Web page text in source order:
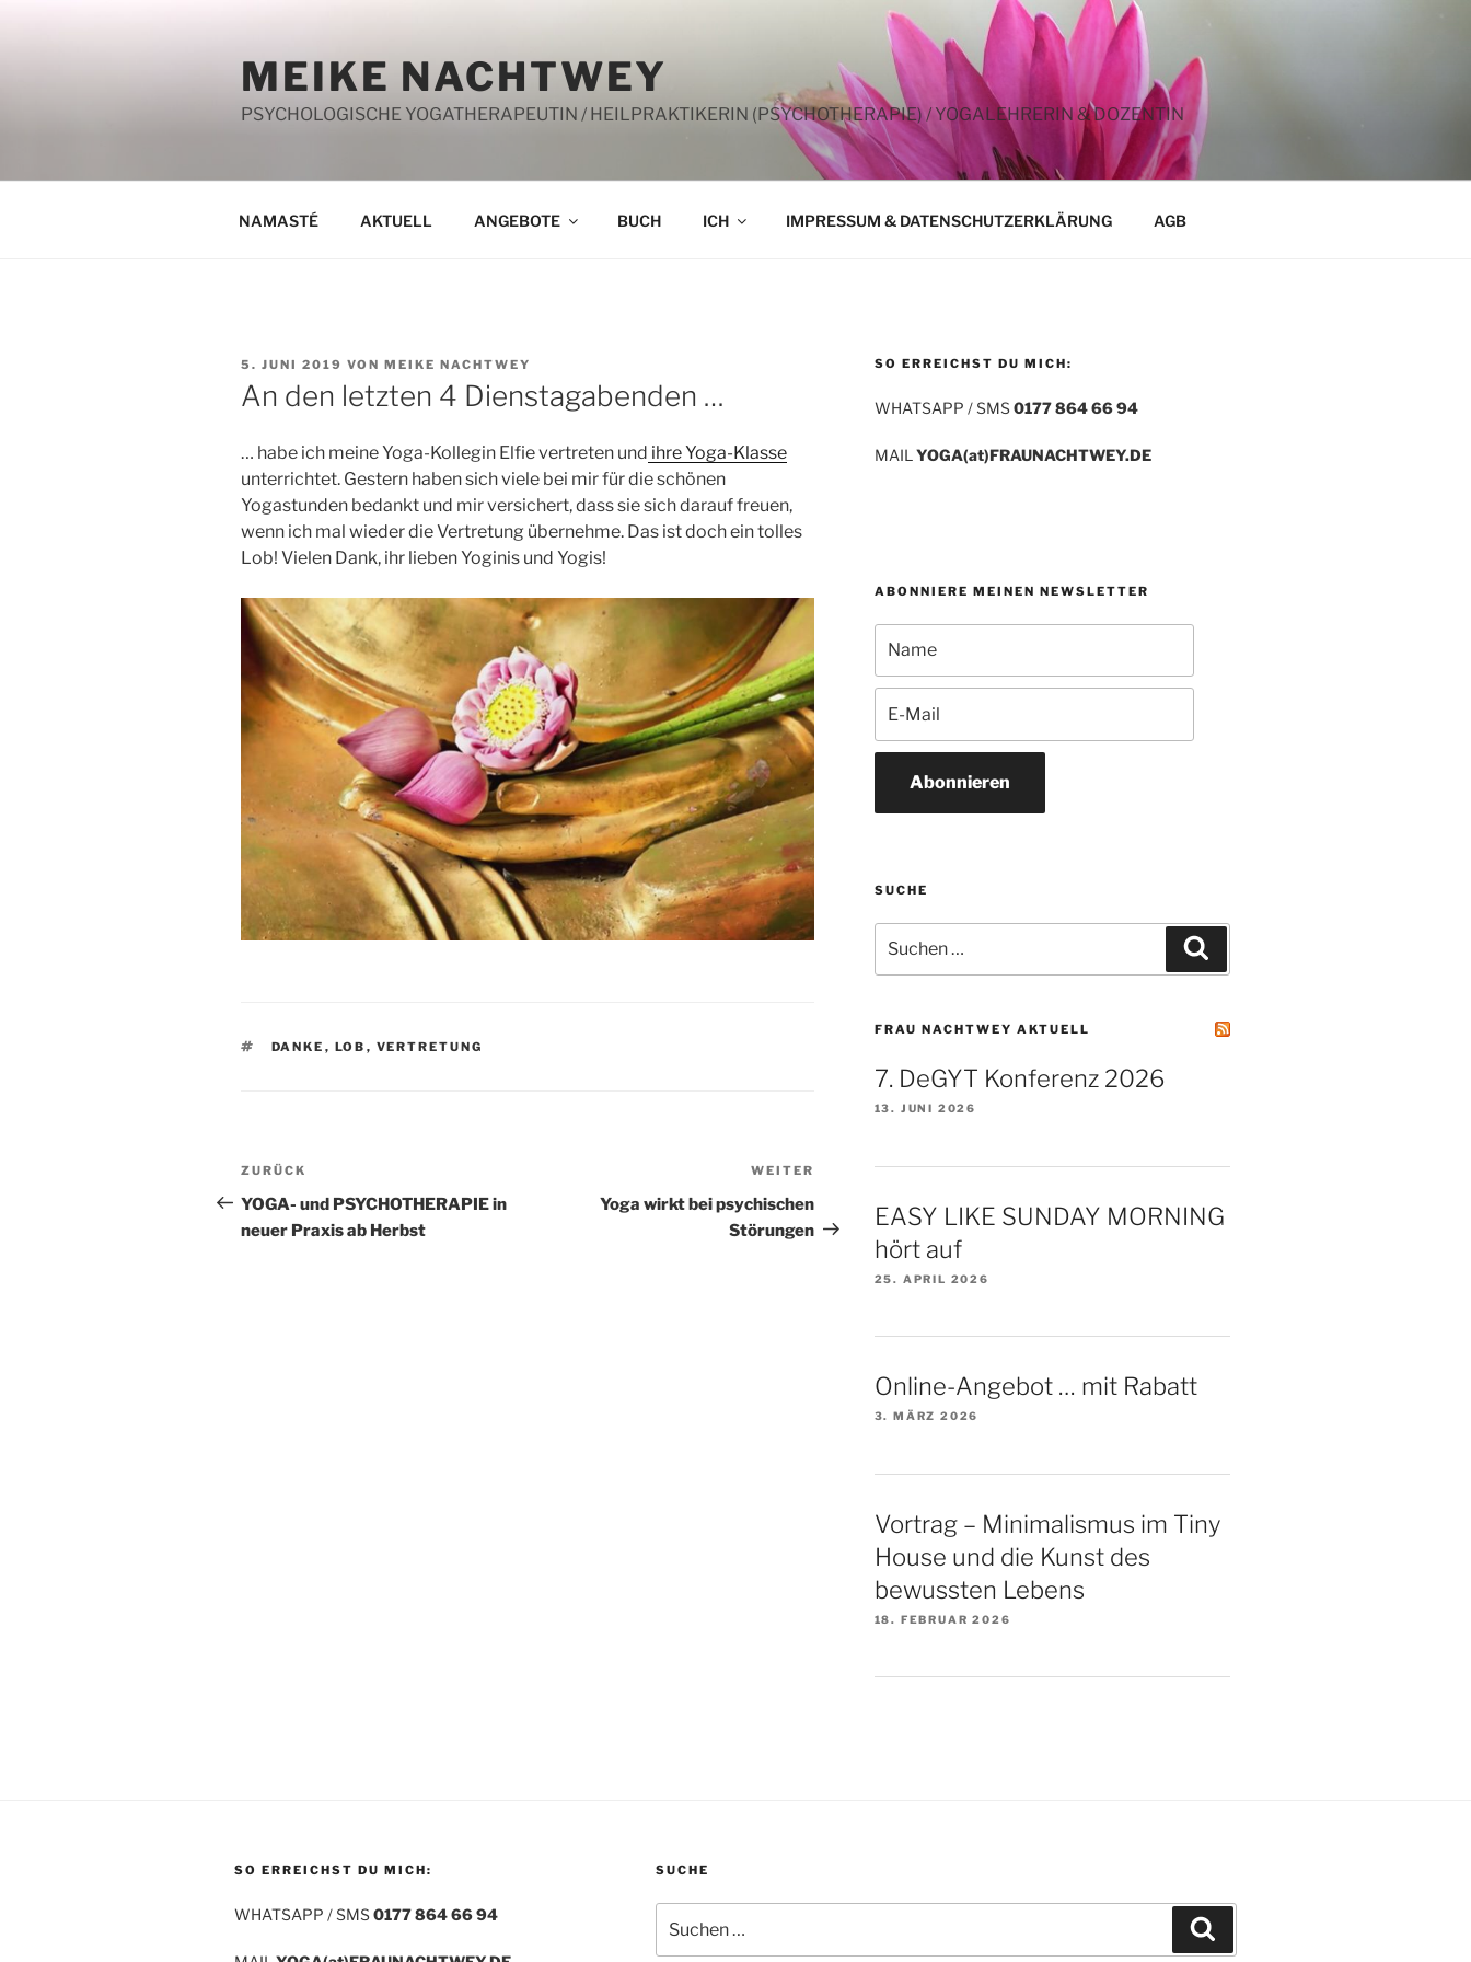
MEIKE NACHTWEY
PSYCHOLOGISCHE YOGATHERAPEUTIN / HEILPRAKTIKERIN (PSYCHOTHERAPIE) / YOGALEHRERIN & DOZENTIN
NAMASTÉ AKTUELL ANGEBOTE BUCH ICH IMPRESSUM & DATENSCHUTZERKLÄRUNG AGB
VERÖFFENTLICHT
AM
5. JUNI 2019 VON MEIKE NACHTWEY
An den letzten 4 Dienstagabenden …
… habe ich meine Yoga-Kollegin Elfie vertreten und ihre Yoga-Klasse
unterrichtet. Gestern haben sich viele bei mir für die schönen
Yogastunden bedankt und mir versichert, dass sie sich darauf freuen,
wenn ich mal wieder die Vertretung übernehme. Das ist doch ein tolles
Lob! Vielen Dank, ihr lieben Yoginis und Yogis!
SCHLAGWÖRTER
DANKE , LOB , VERTRETUNG
Beitragsnavigation
Vorheriger
Beitrag
ZURÜCK
YOGA- und PSYCHOTHERAPIE in
neuer Praxis ab Herbst
Nächster
Beitrag
WEITER
Yoga wirkt bei psychischen
Störungen
SO ERREICHST DU MICH:
WHATSAPP / SMS0177 864 66 94
MAIL YOGA(at)FRAUNACHTWEY.DE
ABONNIERE MEINEN NEWSLETTER
Abonnieren
SUCHE
nach:
FRAU NACHTWEY AKTUELL
7. DeGYT Konferenz 2026
13. JUNI 2026
EASY LIKE SUNDAY MORNING
hört auf
25. APRIL 2026
Online-Angebot … mit Rabatt
3. MÄRZ 2026
Vortrag – Minimalismus im Tiny
House und die Kunst des
bewussten Lebens
18. FEBRUAR 2026
SO ERREICHST DU MICH:
WHATSAPP / SMS0177 864 66 94
SUCHE
nach: